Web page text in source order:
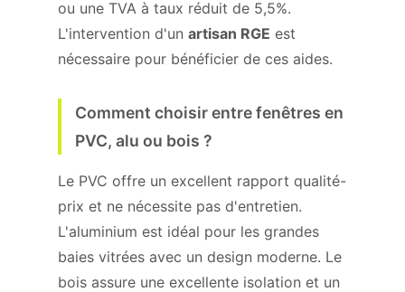
ou une TVA à taux réduit de 5,5%.
L'intervention d'un artisan RGE est
nécessaire pour bénéficier de ces aides.
Comment choisir entre fenêtres en
PVC, alu ou bois ?
Le PVC offre un excellent rapport qualité-
prix et ne nécessite pas d'entretien.
L'aluminium est idéal pour les grandes
baies vitrées avec un design moderne. Le
bois assure une excellente isolation et un